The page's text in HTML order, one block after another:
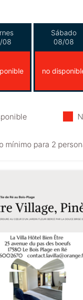
08
Sábado
08/08
no
mínimo para 2